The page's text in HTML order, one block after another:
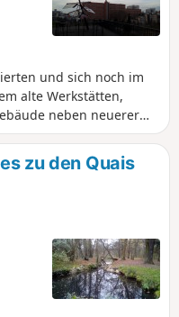
und sich noch im
alte Werkstätten,
neben neuerer
von einigen weitläufigen
Stadtmauer von Paris
von Arcueil
zu den Quais